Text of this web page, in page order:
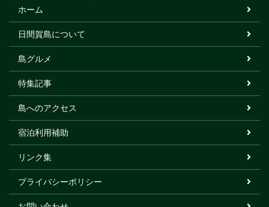
ホーム
日間賀島について
島グルメ
特集記事
島へのアクセス
宿泊利用補助
リンク集
プライバシーポリシー